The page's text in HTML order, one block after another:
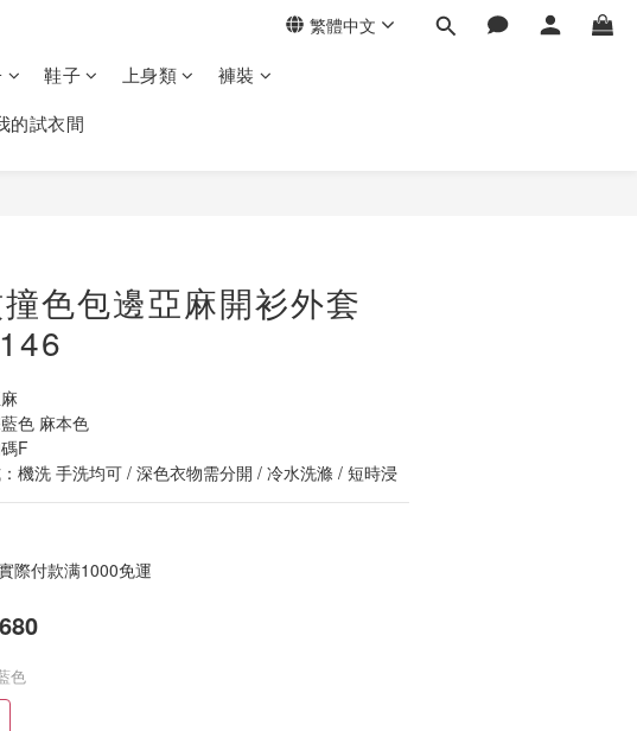
繁體中文
鞋子 上身類
褲裝
的試衣間
色包邊亞麻開衫外套
色 麻本色
F
機洗 手洗均可 / 深色衣物需分開 / 冷水洗滌 / 短時浸
際付款满1000免運
色